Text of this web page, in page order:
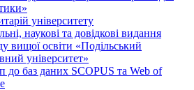
університету
наукові та довідкові видання
вищої освіти «Подільський
університет»
до баз даних SCOPUS та Web of